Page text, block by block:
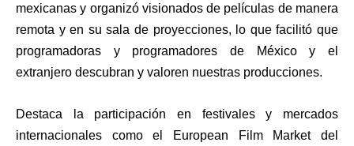
mexicanas y organizó visionados de películas de manera
remota y en su sala de proyecciones, lo que facilitó que
programadoras y programadores de México y el
extranjero descubran y valoren nuestras producciones.
Destaca la participación en festivales y mercados
internacionales como el European Film Market del